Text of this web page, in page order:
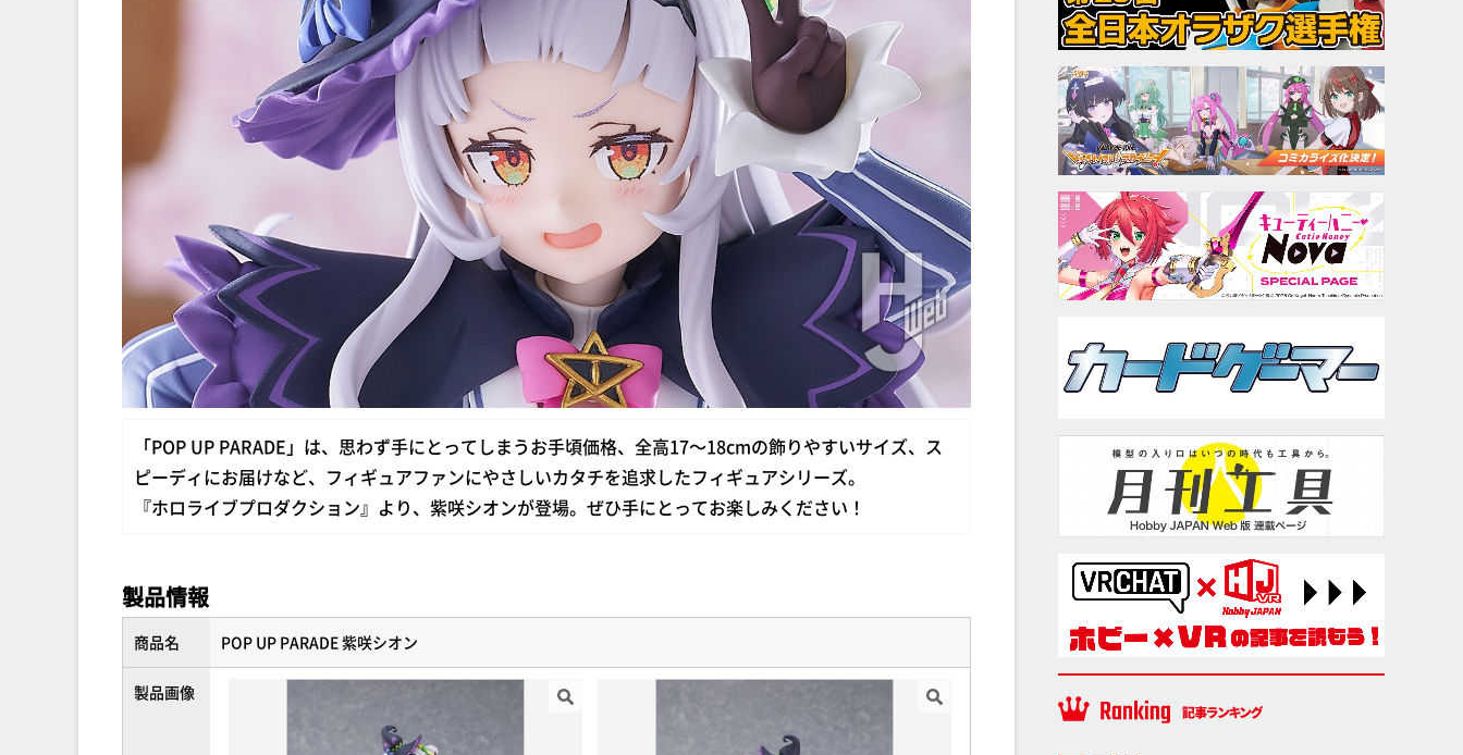
「POP UP PARADE」は、思わず手にとってしまうお手頃価格、全高17～18cmの飾りやすいサイズ、ス
ピーディにお届けなど、フィギュアファンにやさしいカタチを追求したフィギュアシリーズ。
『ホロライブプロダクション』より、紫咲シオンが登場。ぜひ手にとってお楽しみください！
製品情報
商品名 POP UP PARADE 紫咲シオン
製品画像